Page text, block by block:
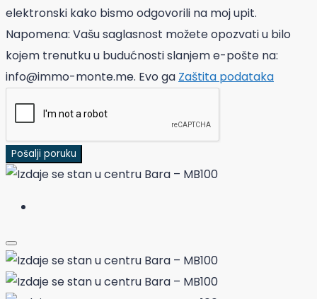
elektronski kako bismo odgovorili na moj upit.
Napomena: Vašu saglasnost možete opozvati u bilo
kojem trenutku u budućnosti slanjem e-pošte na:
info@immo-monte.me. Evo ga Zaštita podataka
Pošalji poruku